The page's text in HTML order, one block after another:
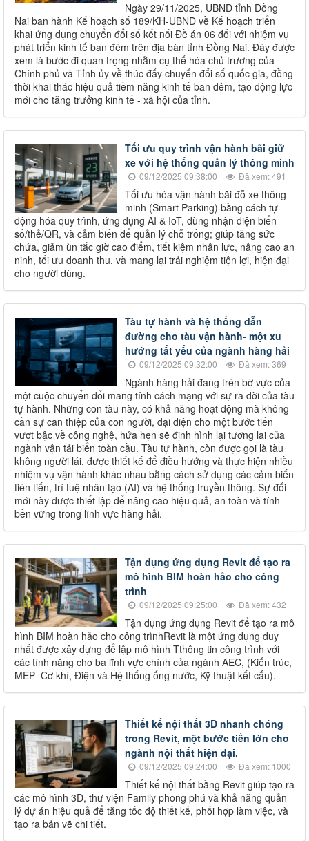
Ngày 29/11/2025, UBND tỉnh Đồng
Nai ban hành Kế hoạch số 189/KH-UBND về Kế hoạch triển
khai ứng dụng chuyển đổi số kết nối Đề án 06 đối với nhiệm vụ
phát triển kinh tế ban đêm trên địa bàn tỉnh Đồng Nai. Đây được
xem là bước đi quan trọng nhằm cụ thể hóa chủ trương của
Chính phủ và Tỉnh ủy về thúc đẩy chuyển đổi số quốc gia, đồng
thời khai thác hiệu quả tiềm năng kinh tế ban đêm, tạo động lực
mới cho tăng trưởng kinh tế - xã hội của tỉnh.
Tối ưu quy trình vận hành bãi giữ
xe với hệ thống quản lý thông minh
09/12/2025 09:38:00 Đã xem: 491
Tối ưu hóa vận hành bãi đỗ xe thông
minh (Smart Parking) bằng cách tự
động hóa quy trình, ứng dụng AI & IoT, dùng nhận diện biển
số/thẻ/QR, và cảm biến để quản lý chỗ trống; giúp tăng sức
chứa, giảm ùn tắc giờ cao điểm, tiết kiệm nhân lực, nâng cao an
ninh, tối ưu doanh thu, và mang lại trải nghiệm tiện lợi, hiện đại
cho người dùng.
Tàu tự hành và hệ thống dẫn
đường cho tàu vận hành- một xu
hướng tất yếu của ngành hàng hải
09/12/2025 09:32:00 Đã xem: 369
Ngành hàng hải đang trên bờ vực của
một cuộc chuyển đổi mang tính cách mạng với sự ra đời của tàu
tự hành. Những con tàu này, có khả năng hoạt động mà không
cần sự can thiệp của con người, đại diện cho một bước tiến
vượt bậc về công nghệ, hứa hẹn sẽ định hình lại tương lai của
ngành vận tải biển toàn cầu. Tàu tự hành, còn được gọi là tàu
không người lái, được thiết kế để điều hướng và thực hiện nhiều
nhiệm vụ vận hành khác nhau bằng cách sử dụng các cảm biến
tiên tiến, trí tuệ nhân tạo (AI) và hệ thống truyền thông. Sự đổi
mới này được thiết lập để nâng cao hiệu quả, an toàn và tính
bền vững trong lĩnh vực hàng hải.
Tận dụng ứng dụng Revit để tạo ra
mô hình BIM hoàn hảo cho công
trình
09/12/2025 09:25:00 Đã xem: 432
Tận dụng ứng dụng Revit để tạo ra mô
hình BIM hoàn hảo cho công trìnhRevit là một ứng dụng duy
nhất được xây dựng để lập mô hình Tthông tin công trình với
các tính năng cho ba lĩnh vực chính của ngành AEC, (Kiến trúc,
MEP- Cơ khí, Điện và Hệ thống ống nước, Kỹ thuật kết cấu).
Thiết kế nội thất 3D nhanh chóng
trong Revit, một bước tiến lớn cho
ngành nội thất hiện đại.
09/12/2025 09:24:00 Đã xem: 1000
Thiết kế nội thất bằng Revit giúp tạo ra
các mô hình 3D, thư viện Family phong phú và khả năng quản
lý dự án hiệu quả để tăng tốc độ thiết kế, phối hợp làm việc, và
tạo ra bản vẽ chi tiết.